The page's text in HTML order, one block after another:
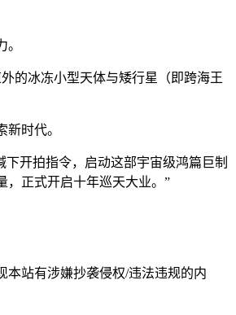
的冰冻小型天体与矮行星（即跨海王
时代。
开拍指令，启动这部宇宙级鸿篇巨制
，正式开启十年巡天大业。”
本站有涉嫌抄袭侵权/违法违规的内